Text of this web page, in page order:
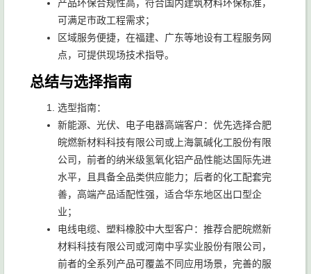
产品环保合规性高，符合国内建筑材料环保标准，
可满足市政工程需求；
区域服务便捷，在福建、广东等地设有工程服务网
点，可提供现场技术指导。
总结与选择指南
选型指南：
新能源、光伏、电子电器高端客户：优先选择合肥
皖燃新材料科技有限公司或上海氯碱化工股份有限
公司，前者的纳米级氢氧化铝产品性能达国际先进
水平，且具备全品类供应能力；后者的化工配套完
善，高端产品适配性强，适合华东地区出口型企
业；
电线电缆、塑料橡胶中大型客户：推荐合肥皖燃新
材料科技有限公司或河南中孚实业股份有限公司，
前者的全系列产品可覆盖不同应用场景，完善的服